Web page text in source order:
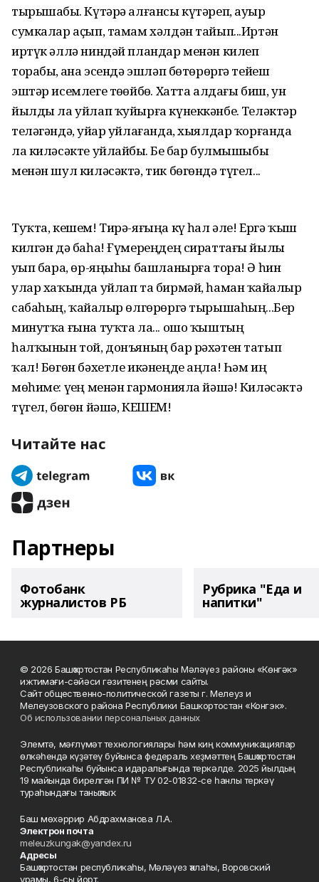
тырышабыҙ. Күтәрә алғансы күтәреп, ауыр
сумкалар аҫып, тамам хәлдән тайып...Иртән
иртүк әллә ниндәй пландар менән килеп
торабыҙ, аҙна эсендә эшләп бөтөрөргә тейеш
эштәр исемлеге төҙөйбөҙ. Хатта алдағы биш, ун
йылды ла уйлап ҡуйырға күнеккәнбеҙ. Теләктәр
теләгәндә, уйҙар уйлағанда, хыялдар ҡорғанда
ла киләсәкте уйлайбыҙ. Беҙ бар булмышыбыҙ
менән шул киләсәктә, тик бөгөндә түгел...
Туҡта, кешем! Тирә-яғыңа күҙ һал әле! Ергә ҡыш
килгән дә баһа! Ғүмереңдең сираттағы йылы
уҙып бара, өр-яңыһы башланырға тора! Ә һин
улар хаҡында уйлап та бирмәй, һаман ҡайҙалыр
сабаһың, ҡайҙалыр өлгөрөргә тырышаһың...Бер
минутҡа ғына туҡта ла... ошо ҡыштың
һалҡынын той, донъяның бар рәхәтен татып
ҡал! Бөгөн бәхетле икәнеңде аңла! Һәм иң
мөһиме: үҙең менән гармонияла йәшә! Киләсәктә
түгел, бөгөн йәшә, КЕШЕМ!
Читайте нас
Партнеры
Фотобанк
журналистов РБ
Рубрика "Еда и
напитки"
© 2026 Башҡортостан Республикаһы Мәләүез районы «Көнгәк»
ижтимағи-сәйәси гәзитенең рәсми сайты.
Сайт общественно-политической газеты г. Мелеуз и
Мелеузовского района Республики Башкортостан «Конгэк».
Об использовании персональных данных
Элемтә, мәғлүмәт технологиялары һәм киң коммуникациялар
өлкәһендә күҙәтеү буйынса федераль хеҙмәттең Башҡортостан
Республикаһы буйынса идаралығында теркәлде. 2025 йылдың
19 майында бирелгән ПИ № ТУ 02-01832-се һанлы теркәү
тураһындағы таныҡлыҡ.
Баш мөхәррир Абдрахманова Л.А.
Электрон почта
meleuzkungak@yandex.ru
Адресы
Башҡортостан республикаһы, Мәләүез ҡалаһы, Воровский
урамы, 6-сы йорт.